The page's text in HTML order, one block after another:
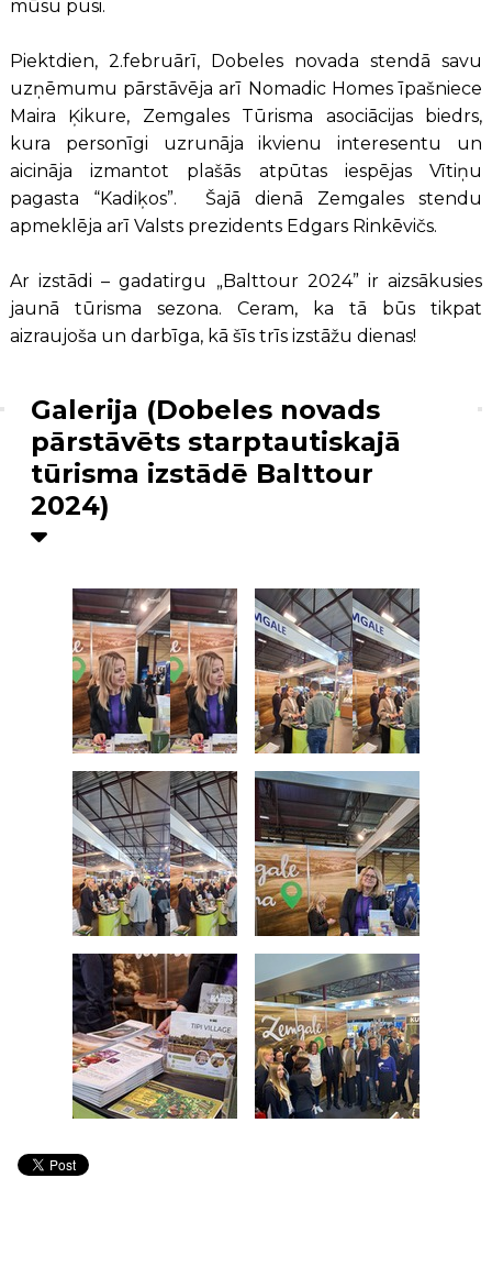
mūsu pusi.
Piektdien, 2.februārī, Dobeles novada stendā savu
uzņēmumu pārstāvēja arī Nomadic Homes īpašniece
Maira Ķikure, Zemgales Tūrisma asociācijas biedrs,
kura personīgi uzrunāja ikvienu interesentu un
aicināja izmantot plašās atpūtas iespējas Vītiņu
pagasta “Kadiķos”. Šajā dienā Zemgales stendu
apmeklēja arī Valsts prezidents Edgars Rinkēvičs.
Ar izstādi – gadatirgu „Balttour 2024” ir aizsākusies
jaunā tūrisma sezona. Ceram, ka tā būs tikpat
aizraujoša un darbīga, kā šīs trīs izstāžu dienas!
Galerija (Dobeles novads
pārstāvēts starptautiskajā
tūrisma izstādē Balttour
2024)